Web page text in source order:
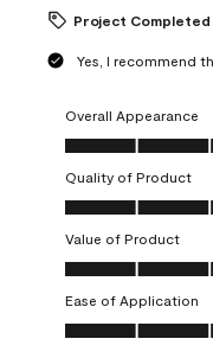
Project Completed
Yes, I recommend
Overall Appearance
Overall Appearance,
Quality of Product
Quality of Product,
Value of Product
Value of Product, 5.0
Ease of Application
Ease of Application,